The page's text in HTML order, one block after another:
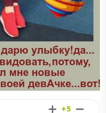
+5